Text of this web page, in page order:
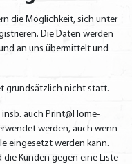
die Möglichkeit, sich unter
Die Daten werden
an uns übermittelt und
grundsätzlich nicht statt.
auch Print@Home-
werden, auch wenn
eingesetzt werden kann.
Kunden gegen eine Liste